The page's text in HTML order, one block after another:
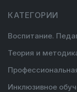
КАТЕГОРИИ
Воспитание.
Теория и
Инклюзивное